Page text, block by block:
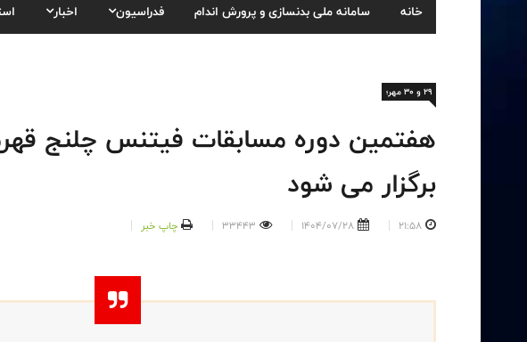
خانه سامانه ملی بدنسازی و پرورش اندام فدراسیون اخبار
۲۹ و ۳۰ مهر؛
هفتمین دوره مسابقات فیتنس چلنج
برگزار می شود
21:58
1404/07/28
33443 چاپ خبر